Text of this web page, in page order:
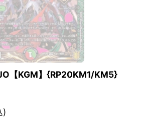
【KGM】{RP20KM1/KM5}
)